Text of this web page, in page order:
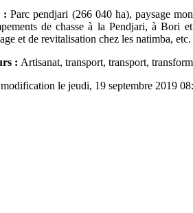
: Parc pendjari (266 040 ha), paysage
de chasse à la Pendjari, à Bori
et de revitalisation chez les natimba, etc.
: Artisanat, transport, transport,
le jeudi, 19 septembre 2019